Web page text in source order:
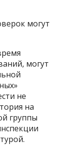
могут
могут
не
на
группы